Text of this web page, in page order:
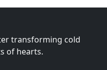
transforming cold
of hearts.